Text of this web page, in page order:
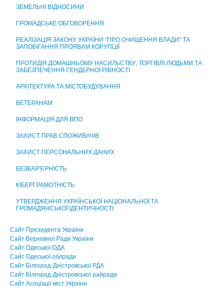
ЦЕНТР НАДАННЯ АДМІНІСТРАТИВНИХ ПОСЛУГ
ЗЕМЕЛЬНІ ВІДНОСИНИ
ГРОМАДСЬКЕ ОБГОВОРЕННЯ
РЕАЛІЗАЦІЯ ЗАКОНУ УКРАЇНИ "ПРО ОЧИЩЕННЯ ВЛАДИ" ТА
ЗАПОБІГАННЯ ПРОЯВАМ КОРУПЦІЇ
ПРОТИДІЯ ДОМАШНЬОМУ НАСИЛЬСТВУ, ТОРГІВЛІ ЛЮДЬМИ ТА
ЗАБЕЗПЕЧЕННЯ ГЕНДЕРНОЇ РІВНОСТІ
АРХІТЕКТУРА ТА МІСТОБУДУВАННЯ
ВЕТЕРАНАМ
ІНФОРМАЦІЯ ДЛЯ ВПО
ЗАХИСТ ПРАВ СПОЖИВАЧІВ
ЗАХИСТ ПЕРСОНАЛЬНИХ ДАНИХ
БЕЗБАР'ЄРНІСТЬ
КІБЕРГРАМОТНІСТЬ
УТВЕРДЖЕННЯ УКРАЇНСЬКОЇ НАЦІОНАЛЬНОЇ ТА
ГРОМАДЯНСЬКОЇ ІДЕНТИЧНОСТІ
Сайт Президента України
Сайт Верховної Ради України
Сайт Одеської ОДА
Сайт Одеської облради
Сайт Білгород-Дністровської РДА
Сайт Білгород-Дністровської райради
Сайт Асоцiацiї мiст України